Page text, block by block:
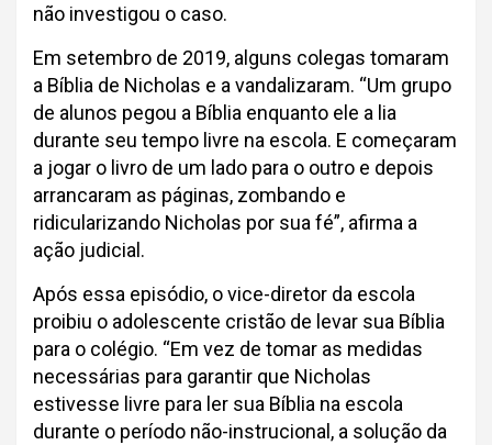
não investigou o caso.
Em setembro de 2019, alguns colegas tomaram
a Bíblia de Nicholas e a vandalizaram. “Um grupo
de alunos pegou a Bíblia enquanto ele a lia
durante seu tempo livre na escola. E começaram
a jogar o livro de um lado para o outro e depois
arrancaram as páginas, zombando e
ridicularizando Nicholas por sua fé”, afirma a
ação judicial.
Após essa episódio, o vice-diretor da escola
proibiu o adolescente cristão de levar sua Bíblia
para o colégio. “Em vez de tomar as medidas
necessárias para garantir que Nicholas
estivesse livre para ler sua Bíblia na escola
durante o período não-instrucional, a solução da